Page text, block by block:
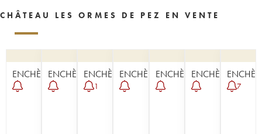
CHÂTEAU LES ORMES DE PEZ EN VENTE
ENCHÈREENCHÈREENCHÈRE
1
ENCHÈREENCHÈREENCHÈRE
7